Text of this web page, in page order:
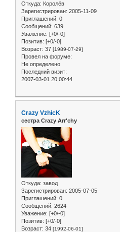
Откуда: Королёв
Зарегистрирован: 2005-11-09
Приглашений: 0
Сообщений: 639
Уважение: [+0/-0]
Позитив: [+0/-0]
Возраст: 37 [1989-07-29]
Провел на форуме:
Не определено
Последний визит:
2007-03-01 20:00:44
Crazy VzhicK
сестра Crazy Arr'chy
Откуда: завод
Зарегистрирован: 2005-07-05
Приглашений: 0
Сообщений: 2624
Уважение: [+0/-0]
Позитив: [+0/-0]
Возраст: 34 [1992-06-01]